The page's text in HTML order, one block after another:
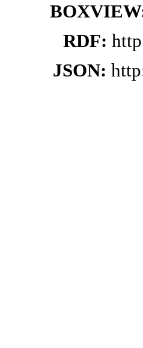
RDF:
JSON: